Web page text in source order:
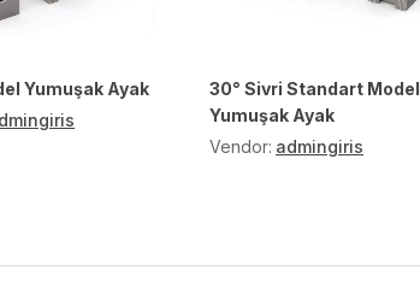
Yumuşak Ayak
30° Sivri Standart Model
Yumuşak Ayak
Vendor: admingiris